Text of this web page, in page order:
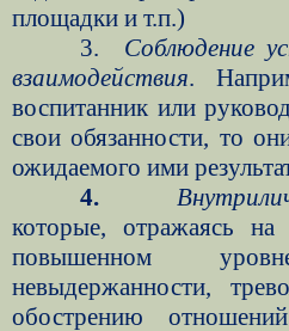
площадки и т.п.)
3.
Соблюдение
взаимодействия.
воспитанник или
свои обязанности, то
ожидаемого ими
4.
которые, отражаясь
повышенном
невыдержанности,
обострению